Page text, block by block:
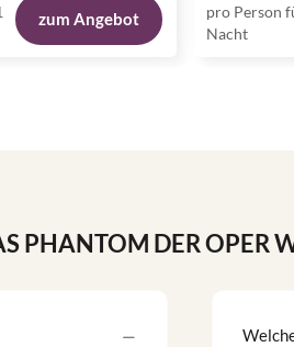
zum Angebot
pro Person
Nacht
PHANTOM DER